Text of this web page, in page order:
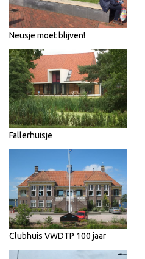
Neusje moet blijven!
Fallerhuisje
Clubhuis VWDTP 100 jaar